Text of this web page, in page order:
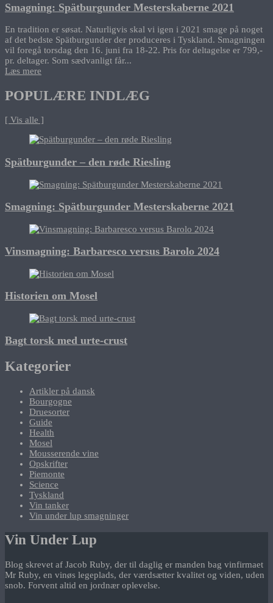
Smagning: Spätburgunder Mesterskaberne 2021
En tradition er søsat. Naturligvis skal vi igen i 2021 smage på noget
af det bedste Spätburgunder der produceres i Tyskland. Smagningen
vil foregå torsdag den 16. juni fra 18-22. Pris for deltagelse er 799,-
pr. deltager. Som sædvanligt får...
Læs mere
POPULÆRE INDLÆG
[ Vis alle ]
Spätburgunder – den røde Riesling
Smagning: Spätburgunder Mesterskaberne 2021
Vinsmagning: Barbaresco versus Barolo 2024
Historien om Mosel
Bagt torsk med urte-crust
Kategorier
Artikler på dansk
Bourgogne
Druesorter
Guide
Health
Mosel
Mousserende vine
Opskrifter
Piemonte
Science
Tyskland
Vin tanker
Vin under lup smagninger
Vin Under Lup
Blog skrevet af Jacob Ruby, der til daglig er manden bag vinfirmaet
Mr Ruby, en vinøs legeplads, der værdsætter kvalitet og viden, uden
snob. Forvent altid en jordnær oplevelse.